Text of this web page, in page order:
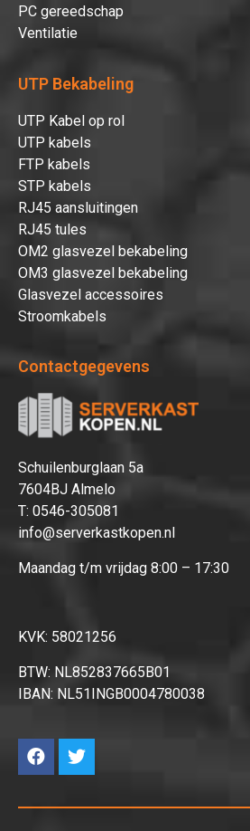
PC gereedschap
Ventilatie
UTP Bekabeling
UTP Kabel op rol
UTP kabels
FTP kabels
STP kabels
RJ45 aansluitingen
RJ45 tules
OM2 glasvezel bekabeling
OM3 glasvezel bekabeling
Glasvezel accessoires
Stroomkabels
Contactgegevens
Schuilenburglaan 5a
7604BJ Almelo
T: 0546-305081
info@serverkastkopen.nl
Maandag t/m vrijdag 8:00 – 17:30
KVK: 58021256
BTW: NL852837665B01
IBAN: NL51INGB0004780038